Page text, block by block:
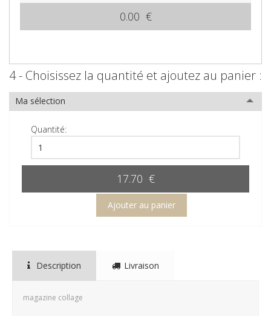
0.00 €
4 - Choisissez la quantité et ajoutez au panier :
Ma sélection
Quantité:
17.70 €
Description Livraison
magazine collage